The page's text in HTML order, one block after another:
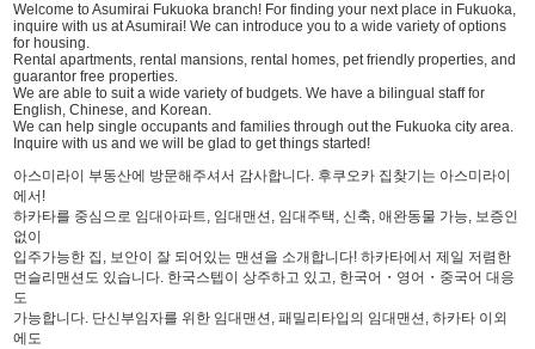
Welcome to Asumirai Fukuoka branch! For finding your next place in Fukuoka,
inquire with us at Asumirai! We can introduce you to a wide variety of options
for housing.
Rental apartments, rental mansions, rental homes, pet friendly properties, and
guarantor free properties.
We are able to suit a wide variety of budgets. We have a bilingual staff for
English, Chinese, and Korean.
We can help single occupants and families through out the Fukuoka city area.
Inquire with us and we will be glad to get things started!
아스미라이 부동산에 방문해주셔서 감사합니다. 후쿠오카 집찾기는 아스미라이
에서!
하카타를 중심으로 임대아파트, 임대맨션, 임대주택, 신축, 애완동물 가능, 보증인
없이
입주가능한 집, 보안이 잘 되어있는 맨션을 소개합니다! 하카타에서 제일 저렴한
먼슬리맨션도 있습니다. 한국스텝이 상주하고 있고, 한국어・영어・중국어 대응
도
가능합니다. 단신부임자를 위한 임대맨션, 패밀리타입의 임대맨션, 하카타 이외
에도